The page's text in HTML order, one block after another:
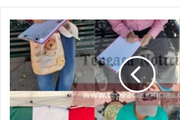
Sigue
el
"Firmaton"
Tepeaca
contra
ideología
de